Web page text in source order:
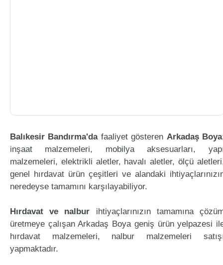
Balıkesir Bandırma'dafaaliyet gösteren Arkadaş Boya
inşaat malzemeleri, mobilya aksesuarları,
malzemeleri, elektrikli aletler, havalı aletler, ölçü
genel hırdavat ürün çeşitleri ve alandaki
neredeyse tamamını karşılayabiliyor.
Hırdavat ve nalbur ihtiyaçlarınızın tamamına
üretmeye çalışan Arkadaş Boya geniş ürün yelpazesi
hırdavat malzemeleri, nalbur malzemeleri
yapmaktadır.